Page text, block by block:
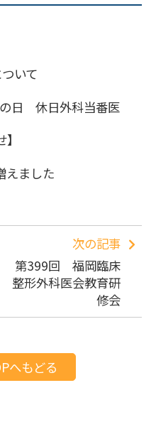
いて
日 休日外科当番医
ました
次の記事
第399回 福岡臨床
整形外科医会教育研
修会
へもどる